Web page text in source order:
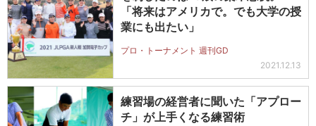
「将来はアメリカで。でも大学の授
業にも出たい」
プロ・トーナメント 週刊GD
2021.12.13
練習場の経営者に聞いた「アプロー
チ」が上手くなる練習術